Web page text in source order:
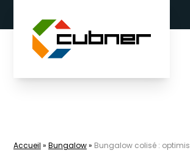
Accueil» Bungalow» Bungalow colisé :